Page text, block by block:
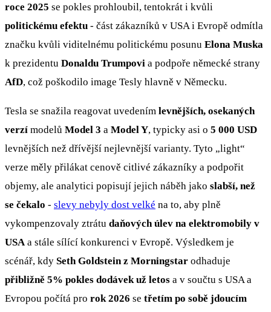
roce 2025 se pokles prohloubil, tentokrát i kvůli
politickému efektu - část zákazníků v USA i Evropě odmítla
značku kvůli viditelnému politickému posunu Elona Muska
k prezidentu Donaldu Trumpovi a podpoře německé strany
AfD, což poškodilo image Tesly hlavně v Německu.
Tesla se snažila reagovat uvedením levnějších, osekaných
verzí modelů Model 3 a Model Y, typicky asi o 5 000 USD
levnějších než dřívější nejlevnější varianty. Tyto „light“
verze měly přilákat cenově citlivé zákazníky a podpořit
objemy, ale analytici popisují jejich náběh jako slabší, než
se čekalo - slevy nebyly dost velké na to, aby plně
vykompenzovaly ztrátu daňových úlev na elektromobily v
USA a stále sílící konkurenci v Evropě. Výsledkem je
scénář, kdy Seth Goldstein z Morningstar odhaduje
přibližně 5% pokles dodávek už letos a v součtu s USA a
Evropou počítá pro rok 2026 se třetím po sobě jdoucím